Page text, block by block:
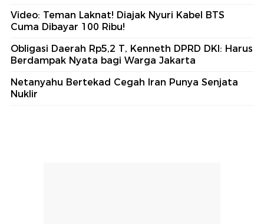
Video: Teman Laknat! Diajak Nyuri Kabel BTS
Cuma Dibayar 100 Ribu!
Obligasi Daerah Rp5,2 T, Kenneth DPRD DKI: Harus
Berdampak Nyata bagi Warga Jakarta
Netanyahu Bertekad Cegah Iran Punya Senjata
Nuklir